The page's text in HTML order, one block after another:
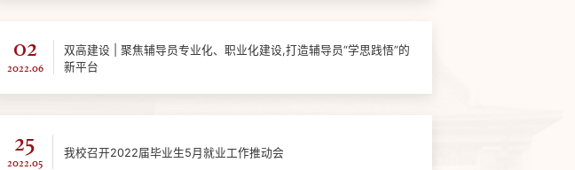
02
2022.06
双高建设 | 聚焦辅导员专业化、职业化建设,打造辅导员“学思践悟”的
新平台
25
2022.05
我校召开2022届毕业生5月就业工作推动会